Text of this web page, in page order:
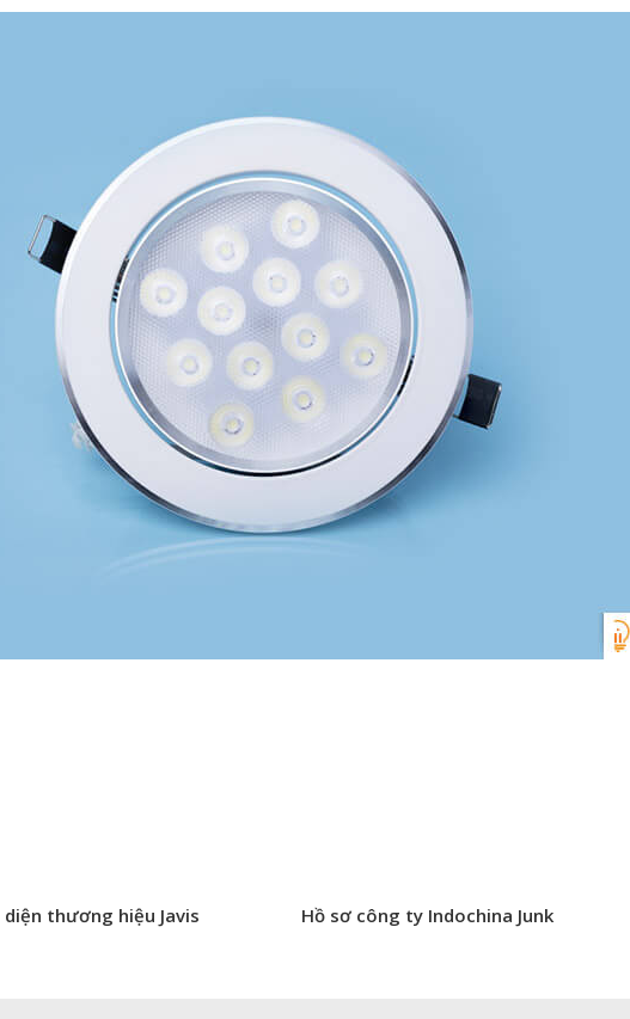
diện thương hiệu Javis Hồ sơ công ty Indochina Junk